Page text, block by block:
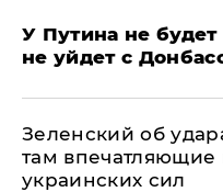
У Путина не
не уйдет с
Зеленский об
там впечатляющие
украинских сил